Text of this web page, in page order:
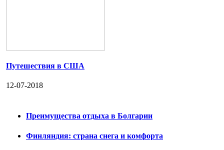
Путешествия в США
12-07-2018
Преимущества отдыха в Болгарии
Финляндия: страна снега и комфорта